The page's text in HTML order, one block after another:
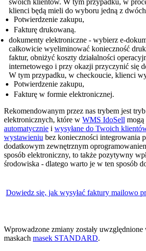
klienci będą mieli do wyboru jedną z
Potwierdzenie zakupu,
Fakturę drukowaną.
dokumenty elektroniczne - wybierz e-
całkowicie wyeliminować konieczność
faktur, obniżyć koszty działalności
internetowego i przy okazji przyczynić się
W tym przypadku, w checkoucie, klienci
Potwierdzenie zakupu,
Fakturę w formie elektronicznej.
Rekomendowanym przez nas trybem jest
elektronicznych, które w WMS IdoSell mogą
automatycznie i wysyłane do Twoich
wystawieniu bez konieczności integrowania
dodatkowym zewnętrznym
sposób elektroniczny, to także pozytywny
środowiska - dlatego warto je w ten sposób
Dowiedz się, jak wysyłać faktury mailowo
Wprowadzone zmiany zostały
maskach masek STANDARD.